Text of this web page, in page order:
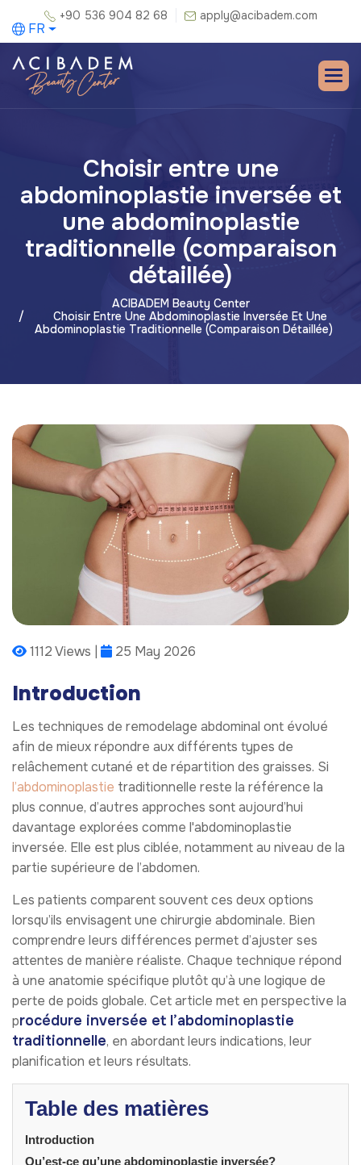
+90 536 904 82 68 apply@acibadem.com
FR
Choisir entre une
abdominoplastie inversée et
une abdominoplastie
traditionnelle (comparaison
détaillée)
ACIBADEM Beauty Center
Choisir Entre Une Abdominoplastie Inversée Et Une
Abdominoplastie Traditionnelle (comparaison Détaillée)
1112 Views | 25 May 2026
Introduction
Les techniques de remodelage abdominal ont évolué
afin de mieux répondre aux différents types de
relâchement cutané et de répartition des graisses. Si
l’abdominoplastie traditionnelle reste la référence la
plus connue, d’autres approches sont aujourd’hui
davantage explorées comme l'abdominoplastie
inversée. Elle est plus ciblée, notamment au niveau de la
partie supérieure de l’abdomen.
Les patients comparent souvent ces deux options
lorsqu’ils envisagent une chirurgie abdominale. Bien
comprendre leurs différences permet d’ajuster ses
attentes de manière réaliste. Chaque technique répond
à une anatomie spécifique plutôt qu’à une logique de
perte de poids globale. Cet article met en perspective la
procédure inversée et l’abdominoplastie
traditionnelle, en abordant leurs indications, leur
planification et leurs résultats.
Table des matières
Introduction
Qu’est-ce qu’une abdominoplastie inversée?